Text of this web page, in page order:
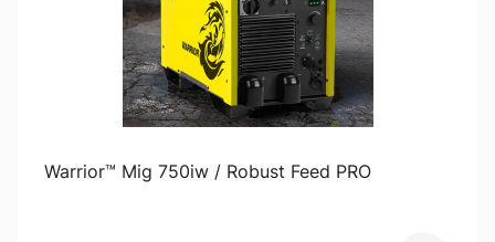
Warrior™ Mig 750iw / Robust Feed PRO